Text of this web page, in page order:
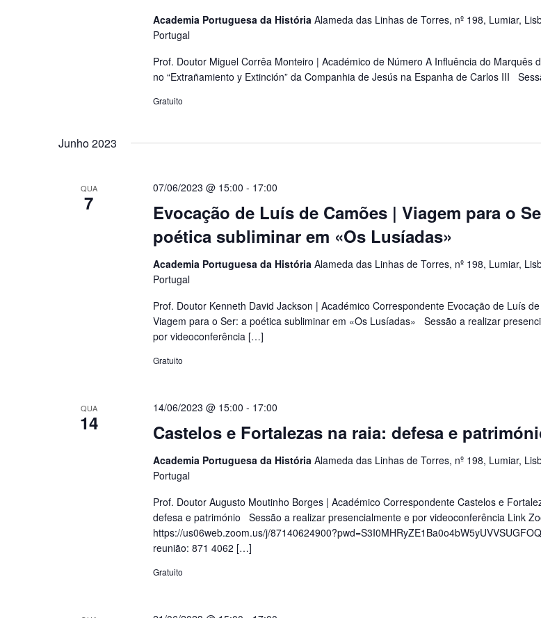
Academia Portuguesa da História Alameda das Linhas de Torres, nº 198, Lumiar,
Portugal
Prof. Doutor Miguel Corrêa Monteiro | Académico de Número A Influência do Marquês
no “Extrañamiento y Extinción” da Companhia de Jesús na Espanha de Carlos III
Gratuito
Junho 2023
QUA
7
Evocação de Luís de Camões | Viagem para o
poética subliminar em «Os Lusíadas»
07/06/2023 @ 15:00 - 17:00
Academia Portuguesa da História Alameda das Linhas de Torres, nº 198, Lumiar,
Portugal
Prof. Doutor Kenneth David Jackson | Académico Correspondente Evocação de Luís
Viagem para o Ser: a poética subliminar em «Os Lusíadas» Sessão a realizar
por videoconferência […]
Gratuito
QUA
14 Castelos e Fortalezas na raia: defesa e
14/06/2023 @ 15:00 - 17:00
Academia Portuguesa da História Alameda das Linhas de Torres, nº 198, Lumiar,
Portugal
Prof. Doutor Augusto Moutinho Borges | Académico Correspondente Castelos e
defesa e património Sessão a realizar presencialmente e por videoconferência Link
https://us06web.zoom.us/j/
reunião: 871 4062 […]
Gratuito